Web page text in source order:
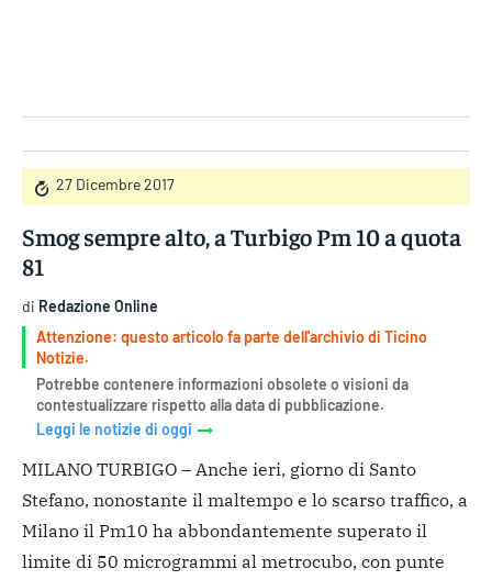
27 Dicembre 2017
Smog sempre alto, a Turbigo Pm 10 a quota
81
di Redazione Online
Attenzione: questo articolo fa parte dell'archivio di Ticino
Notizie.
Potrebbe contenere informazioni obsolete o visioni da
contestualizzare rispetto alla data di pubblicazione.
Leggi le notizie di oggi
MILANO TURBIGO – Anche ieri, giorno di Santo
Stefano, nonostante il maltempo e lo scarso traffico, a
Milano il Pm10 ha abbondantemente superato il
limite di 50 microgrammi al metrocubo, con punte